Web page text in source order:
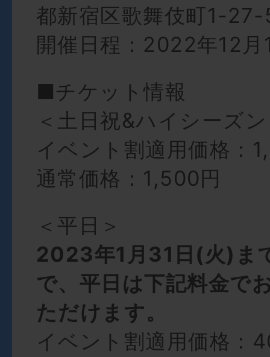
都新宿区歌舞伎町1-
開催日程：2022年12
■チケット情報
＜土日祝&ハイシーズ
イベント割適用価格：
通常価格：1,500円
＜平日＞
2023年1月31日(火)ま
で、平日は下記料金で
ただけます。
イベント割適用価格：